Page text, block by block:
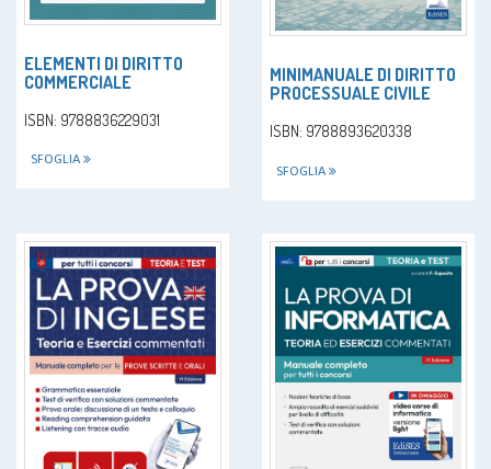
ELEMENTI DI DIRITTO
COMMERCIALE
ISBN: 9788836229031
SFOGLIA
MINIMANUALE DI DIRITTO
PROCESSUALE CIVILE
ISBN: 9788893620338
SFOGLIA